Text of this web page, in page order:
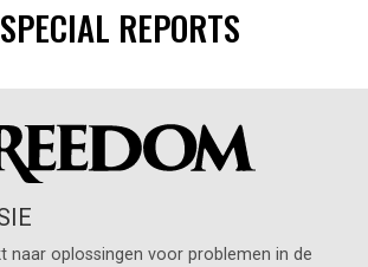
REPORTS
naar oplossingen voor problemen in de